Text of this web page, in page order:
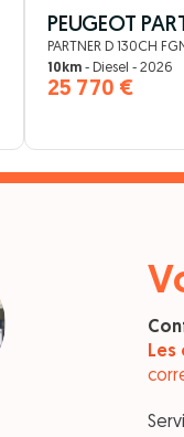
PEUGEOT
PARTNER D 130CH
10km - Diesel - 2026
25 770 €